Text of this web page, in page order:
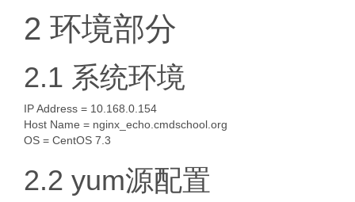
2 环境部分
2.1 系统环境
IP Address = 10.168.0.154
Host Name = nginx_echo.cmdschool.org
OS = CentOS 7.3
2.2 yum源配置